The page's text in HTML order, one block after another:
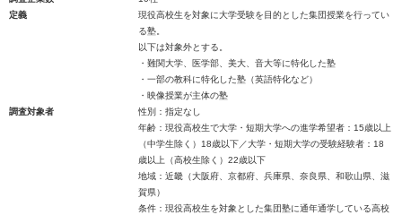
定義
現役高校生を対象に大学受験を目的とした集団授業を行ってい
る塾。
以下は対象外とする。
・難関大学、医学部、美大、音大等に特化した塾
・一部の教科に特化した塾（英語特化など）
・映像授業が主体の塾
調査対象者
性別：指定なし
年齢：現役高校生で大学・短期大学への進学希望者：15歳以上
（中学生除く）18歳以下／大学・短期大学の受験経験者：18
歳以上（高校生除く）22歳以下
地域：近畿（大阪府、京都府、兵庫県、奈良県、和歌山県、滋
賀県）
条件：現役高校生を対象とした集団塾に通年通学している高校